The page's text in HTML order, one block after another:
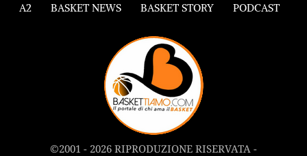
A2
BASKET NEWS BASKET STORY PODCAST
©2001 - 2026 RIPRODUZIONE RISERVATA -